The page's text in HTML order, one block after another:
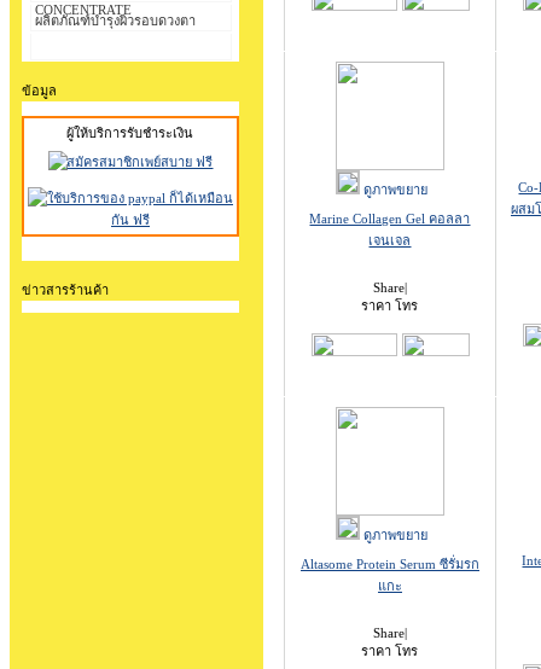
CONCENTRATE
ผลิตภัณฑ์บำรุงผิวรอบดวงตา
ข้อมูล
ผู้ให้บริการรับชำระเงิน
ข่าวสารร้านค้า
ดูภาพขยาย
Marine Collagen Gel คอลลา
เจนเจล
Share|
ราคา โทร
ผสม
ดูภาพขยาย
Altasome Protein Serum ซีรั่มรก
แกะ
Share|
ราคา โทร